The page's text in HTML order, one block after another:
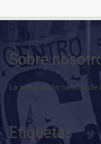
Sobre
La agrupación naranja de
Etiquetas